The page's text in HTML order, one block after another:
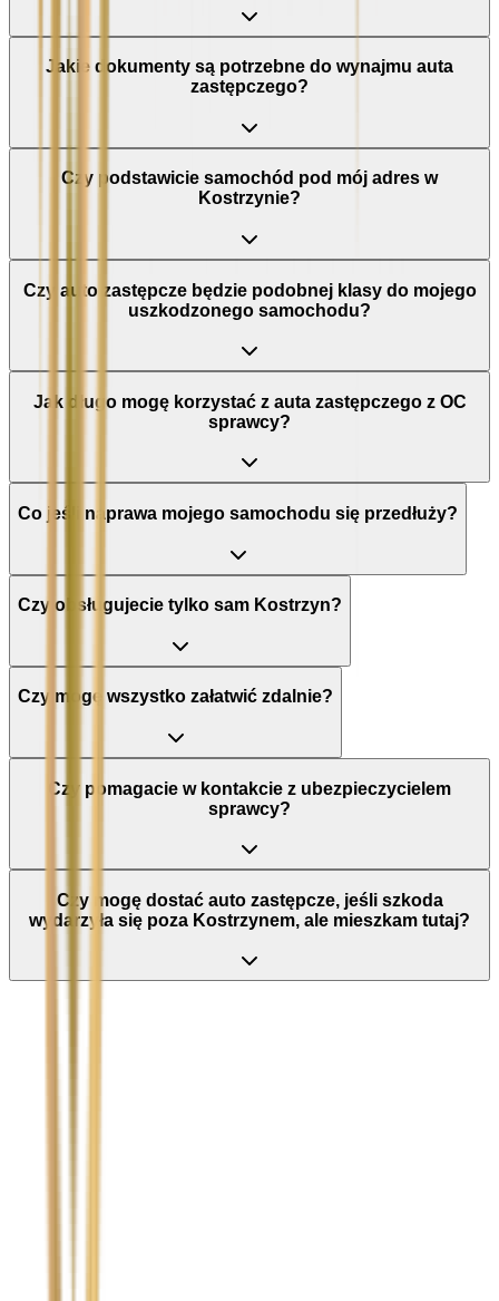
Jakie dokumenty są potrzebne do wynajmu auta
zastępczego?
Czy podstawicie samochód pod mój adres w
Kostrzynie?
Czy auto zastępcze będzie podobnej klasy do mojego
uszkodzonego samochodu?
Jak długo mogę korzystać z auta zastępczego z OC
sprawcy?
Co jeśli naprawa mojego samochodu się przedłuży?
Czy obsługujecie tylko sam Kostrzyn?
Czy mogę wszystko załatwić zdalnie?
Czy pomagacie w kontakcie z ubezpieczycielem
sprawcy?
Czy mogę dostać auto zastępcze, jeśli szkoda
wydarzyła się poza Kostrzynem, ale mieszkam tutaj?